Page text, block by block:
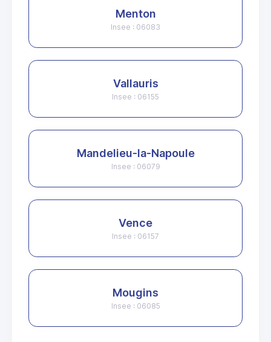
Menton
Insee : 06083
Vallauris
Insee : 06155
Mandelieu-la-Napoule
Insee : 06079
Vence
Insee : 06157
Mougins
Insee : 06085